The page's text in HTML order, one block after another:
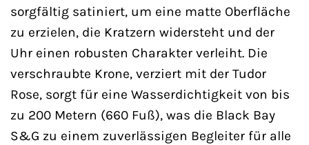
sorgfältig satiniert, um eine matte Oberfläche
zu erzielen, die Kratzern widersteht und der
Uhr einen robusten Charakter verleiht. Die
verschraubte Krone, verziert mit der Tudor
Rose, sorgt für eine Wasserdichtigkeit von bis
zu 200 Metern (660 Fuß), was die Black Bay
S&G zu einem zuverlässigen Begleiter für alle